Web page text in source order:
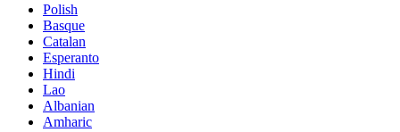
Polish
Basque
Catalan
Esperanto
Hindi
Lao
Albanian
Amharic